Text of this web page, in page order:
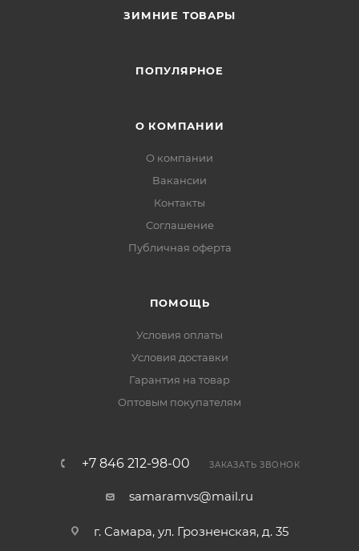
ЗИМНИЕ ТОВАРЫ
ПОПУЛЯРНОЕ
О КОМПАНИИ
О компании
Вакансии
Контакты
Соглашение
Публичная оферта
ПОМОЩЬ
Условия оплаты
Условия доставки
Гарантия на товар
Оптовым покупателям
+7 846 212-98-00 ЗАКАЗАТЬ ЗВОНОК
samaramvs@mail.ru
г. Самара, ул. Грозненская, д. 35